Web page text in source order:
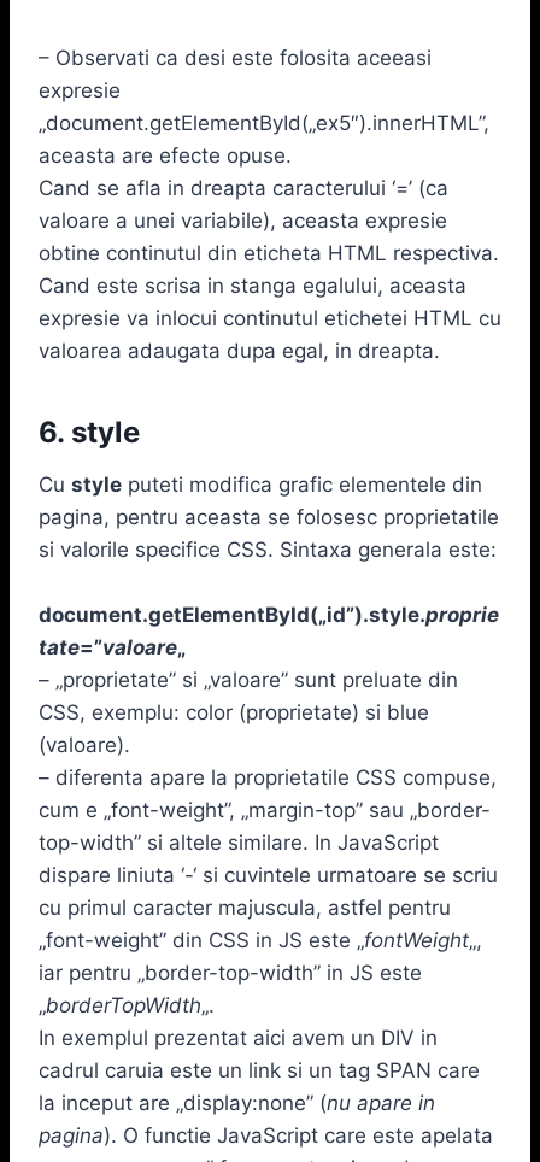
– Observati ca desi este folosita aceeasi
expresie
„document.getElementById(„ex5″).innerHTML”,
aceasta are efecte opuse.
Cand se afla in dreapta caracterului ‘=’ (ca
valoare a unei variabile), aceasta expresie
obtine continutul din eticheta HTML respectiva.
Cand este scrisa in stanga egalului, aceasta
expresie va inlocui continutul etichetei HTML cu
valoarea adaugata dupa egal, in dreapta.
6. style
Cu style puteti modifica grafic elementele din
pagina, pentru aceasta se folosesc proprietatile
si valorile specifice CSS. Sintaxa generala este:
document.getElementById(„id”).style.proprie
tate=”valoare„
– „proprietate” si „valoare” sunt preluate din
CSS, exemplu: color (proprietate) si blue
(valoare).
– diferenta apare la proprietatile CSS compuse,
cum e „font-weight”, „margin-top” sau „border-
top-width” si altele similare. In JavaScript
dispare liniuta ‘-‘ si cuvintele urmatoare se scriu
cu primul caracter majuscula, astfel pentru
„font-weight” din CSS in JS este „fontWeight„,
iar pentru „border-top-width” in JS este
„borderTopWidth„.
In exemplul prezentat aici avem un DIV in
cadrul caruia este un link si un tag SPAN care
la inceput are „display:none” (nu apare in
pagina). O functie JavaScript care este apelata